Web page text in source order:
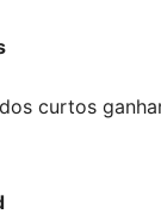
curtos